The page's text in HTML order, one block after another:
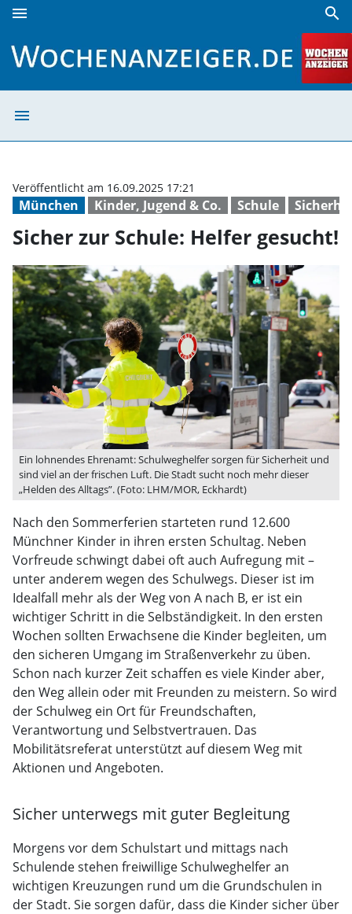
menu search
menu
München Kinder, Jugend & Co. Schule
Veröffentlicht am 16.09.2025 17:21
Sicher zur Schule: Helfer gesucht!
Ein lohnendes Ehrenamt: Schulweghelfer sorgen für Sicherheit und
sind viel an der frischen Luft. Die Stadt sucht noch mehr dieser
„Helden des Alltags”. (Foto: LHM/MOR, Eckhardt)
Nach den Sommerferien starteten rund 12.600
Münchner Kinder in ihren ersten Schultag. Neben
Vorfreude schwingt dabei oft auch Aufregung mit –
unter anderem wegen des Schulwegs. Dieser ist im
Idealfall mehr als der Weg von A nach B, er ist ein
wichtiger Schritt in die Selbständigkeit. In den ersten
Wochen sollten Erwachsene die Kinder begleiten, um
den sicheren Umgang im Straßenverkehr zu üben.
Schon nach kurzer Zeit schaffen es viele Kinder aber,
den Weg allein oder mit Freunden zu meistern. So wird
der Schulweg ein Ort für Freundschaften,
Verantwortung und Selbstvertrauen. Das
Mobilitätsreferat unterstützt auf diesem Weg mit
Aktionen und Angeboten.
Sicher unterwegs mit guter Begleitung
Morgens vor dem Schulstart und mittags nach
Schulende stehen freiwillige Schulweghelfer an
wichtigen Kreuzungen rund um die Grundschulen in
der Stadt. Sie sorgen dafür, dass die Kinder sicher über